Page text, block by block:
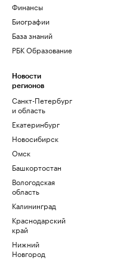
Финансы
Биографии
База знаний
РБК Образование
Новости
регионов
Санкт-Петербург
и область
Екатеринбург
Новосибирск
Омск
Башкортостан
Вологодская
область
Калининград
Краснодарский
край
Нижний
Новгород